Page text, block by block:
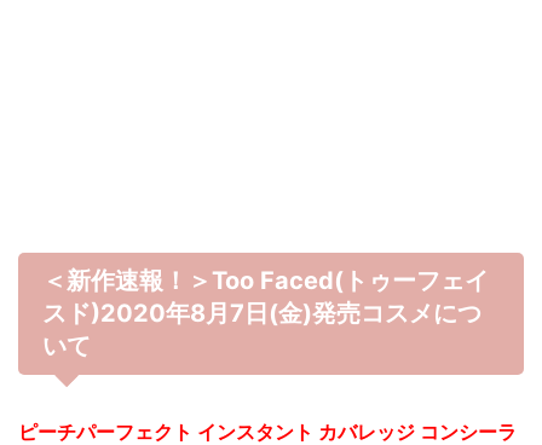
＜新作速報！＞Too Faced(トゥーフェイ
スド)2020年8月7日(金)発売コスメにつ
いて
ピーチパーフェクト インスタント カバレッジ コンシーラ